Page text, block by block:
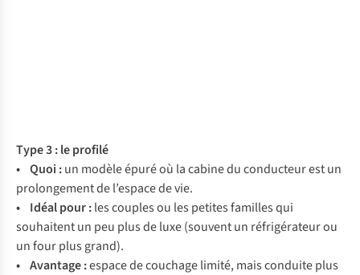
Type 3 : le profilé
• Quoi :un modèle épuré où la cabine du conducteur est un
prolongement de l’espace de vie.
• Idéal pour :les couples ou les petites familles qui
souhaitent un peu plus de luxe (souvent un réfrigérateur ou
un four plus grand).
• Avantage :espace de couchage limité, mais conduite plus